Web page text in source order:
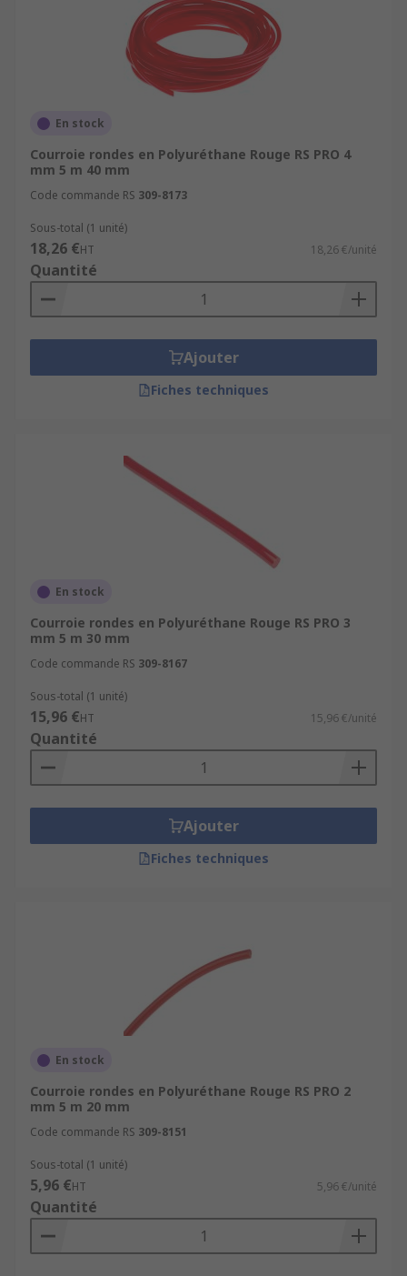
En stock
Courroie rondes en Polyuréthane Rouge RS PRO 4
mm 5 m 40 mm
Code commande RS 309-8173
Sous-total (1 unité)
18,26 €HT 18,26 €/unité
Quantité
Ajouter
Fiches techniques
En stock
Courroie rondes en Polyuréthane Rouge RS PRO 3
mm 5 m 30 mm
Code commande RS 309-8167
Sous-total (1 unité)
15,96 €HT 15,96 €/unité
Quantité
Ajouter
Fiches techniques
En stock
Courroie rondes en Polyuréthane Rouge RS PRO 2
mm 5 m 20 mm
Code commande RS 309-8151
Sous-total (1 unité)
5,96 €HT 5,96 €/unité
Quantité